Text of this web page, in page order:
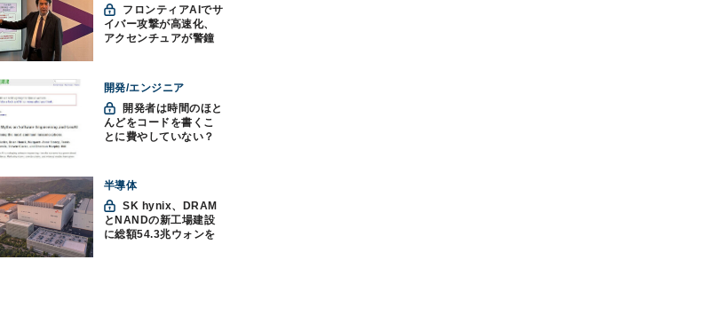
イバー攻撃が高速化、
アクセンチュアが警鐘
開発/エンジニア
んどをコードを書くこ
とに費やしていない？
つの神話への賛否
半導体
SK hynix、DRAM
とNANDの新工場建設
に総額54.3兆ウォンを